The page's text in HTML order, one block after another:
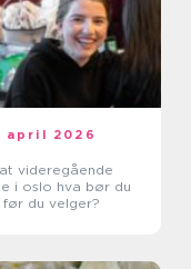
april 2026
videregående
hva bør du
du velger?